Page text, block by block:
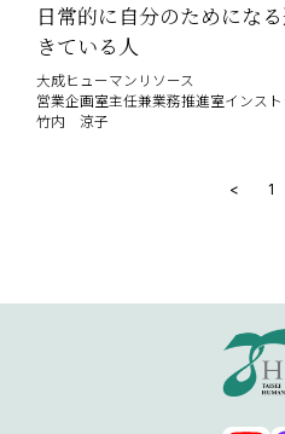
日常的に自分のためにな
きている人
大成ヒューマンリソース
営業企画室主任兼業務推進室インス
竹内 涼子
< 1